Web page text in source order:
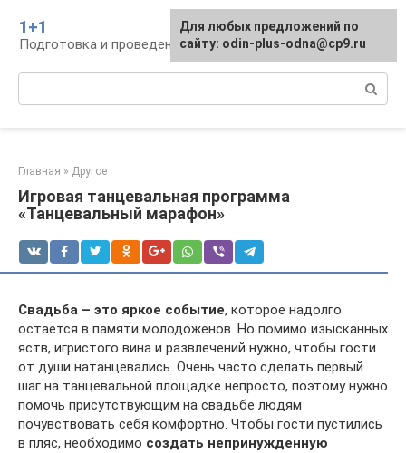
контенту
1+1
Подготовка и проведение свадьбы, традиции
Главная » Другое
Игровая танцевальная программа
«Танцевальный марафон»
Свадьба – это яркое событие, которое надолго
остается в памяти молодоженов. Но помимо изысканных
яств, игристого вина и развлечений нужно, чтобы гости
от души натанцевались. Очень часто сделать первый
шаг на танцевальной площадке непросто, поэтому нужно
помочь присутствующим на свадьбе людям
почувствовать себя комфортно. Чтобы гости пустились
в пляс, необходимо создать непринужденную
Для любых предложений по
сайту: odin-plus-odna@cp9.ru